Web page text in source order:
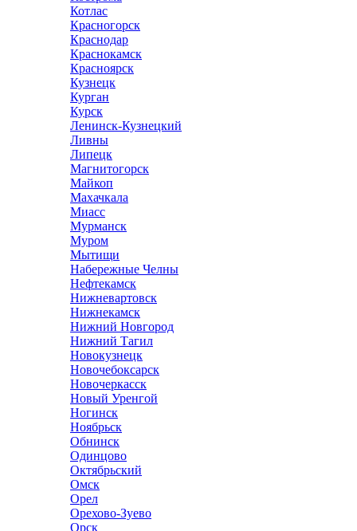
Котлас
Красногорск
Краснодар
Краснокамск
Красноярск
Кузнецк
Курган
Курск
Ленинск-Кузнецкий
Ливны
Липецк
Магнитогорск
Майкоп
Махачкала
Миасс
Мурманск
Муром
Мытищи
Набережные Челны
Нефтекамск
Нижневартовск
Нижнекамск
Нижний Новгород
Нижний Тагил
Новокузнецк
Новочебоксарск
Новочеркасск
Новый Уренгой
Ногинск
Ноябрьск
Обнинск
Одинцово
Октябрьский
Омск
Орел
Орехово-Зуево
Орск